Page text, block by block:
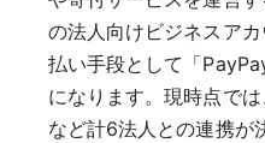
の法人向けビジネスア
払い手段として「
になります。現時点では
など計6法人との連携が